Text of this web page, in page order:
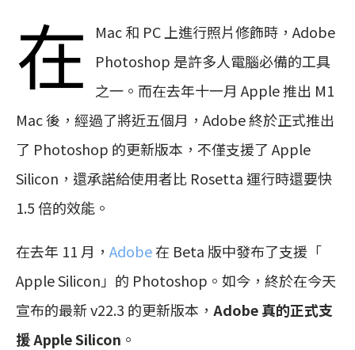
在
Mac 和 PC 上進行照片修飾時，Adobe
Photoshop 是許多人電腦必備的工具
之一。而在去年十一月 Apple 推出 M1
Mac 後，經過了將近五個月，Adobe 終於正式推出
了 Photoshop 的更新版本，不僅支援了 Apple
Silicon，還承諾給使用者比 Rosetta 運行時還要快
1.5 倍的效能。
在去年 11 月， Adobe在 Beta 版中發布了支援「
Apple Silicon」的 Photoshop。如今，終於在今天
宣布的最新 v22.3 的更新版本， Adobe 真的正式支
援 Apple Silicon 。